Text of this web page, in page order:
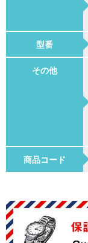
型番
その他
商品コード